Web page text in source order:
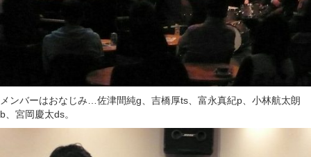
メンバーはおなじみ… 佐津間純g、吉橋厚ts、富永真紀p、小林航太朗
b、宮岡慶太ds。